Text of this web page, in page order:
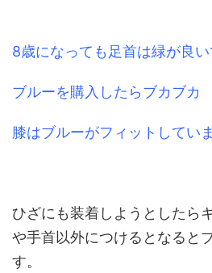
8歳になっても足首は緑が良
ブルーを購入したらブカブカ
膝はブルーがフィットしてい
ひざにも装着しようとしたら
や手首以外につけるとなると
す。